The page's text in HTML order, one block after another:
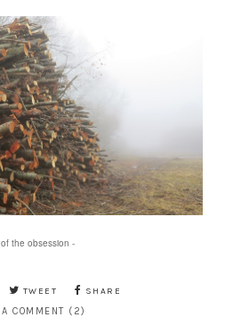
the obsession -
TWEET SHARE
A COMMENT (2)